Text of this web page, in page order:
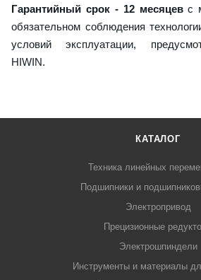
Гарантийный срок - 12 месяцевс
обязательном соблюдения
условий эксплуатации,
HIWIN.
КАТАЛОГ
Техника линейных
Подшипники и
Электропривод
Прецизионные
Электрошпиндели
Инструменты и материалы